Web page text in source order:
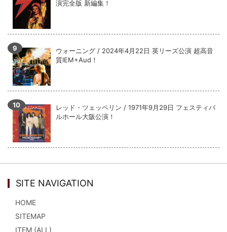
演完全版 新編集！
ウォーニング / 2024年4月22日 英リーズ公演 超高音
質IEM+Aud！
レッド・ツェッペリン / 1971年9月29日 フェスティバ
ルホール大阪公演！
SITE NAVIGATION
HOME
SITEMAP
ITEM (ALL)